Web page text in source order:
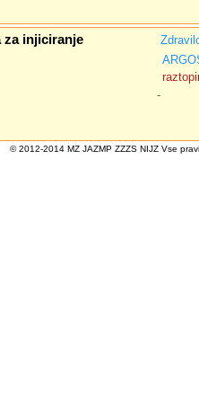
za injiciranje
-
© 2012-2014 MZ JAZMP ZZZS NIJZ Vse